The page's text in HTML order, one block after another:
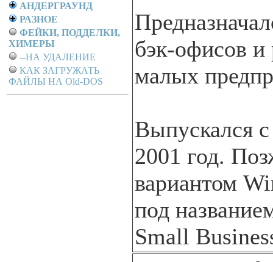
АНДЕРГРАУНД
РАЗНОЕ
ФЕЙКИ, ПОДДЕЛКИ,
ХИМЕРЫ
--НА УДАЛЕНИЕ
КАК ЗАГРУЖАТЬ
ФАЙЛЫ НА Old-DOS
бэк-офисов и
малых
Выпускался
2001 год.
вариантом
под
Small